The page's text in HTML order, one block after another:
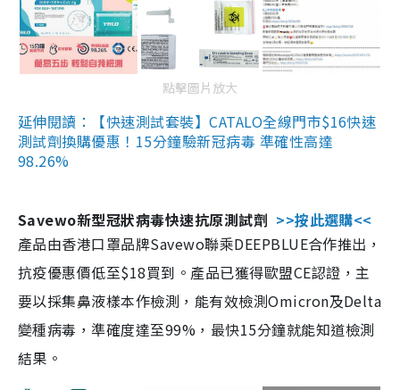
點擊圖片放大
延伸閱讀：【快速測試套裝】CATALO全線門市$16快速
測試劑換購優惠！15分鐘驗新冠病毒 準確性高達
98.26%
Savewo新型冠狀病毒快速抗原測試劑 >>按此選購<<
產品由香港口罩品牌Savewo聯乘DEEPBLUE合作推出，
抗疫優惠價低至$18買到。產品已獲得歐盟CE認證，主
要以採集鼻液樣本作檢測，能有效檢測Omicron及Delta
變種病毒，準確度達至99%，最快15分鐘就能知道檢測
結果。